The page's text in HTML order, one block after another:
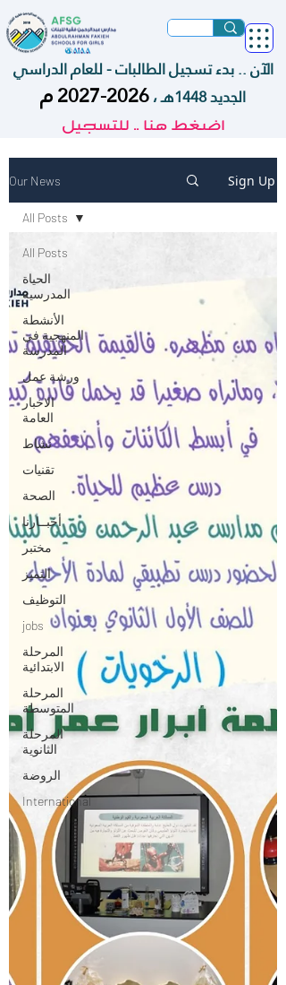
الآن .. بدء تسجيل الطالبات - للعام الدراسي
الجديد 1448هـ ،
2026-2027 م
اضغط هنا .. للتسجيل
Our News Sign Up
All Posts
الحياة
المدرسية
الأنشطة
المنهجية في
المدرسة
ورشة عمل
الاخبار
العامة
نشاط
تقنيات
الصحة
أخبــارنا
مختبر
التميز
التوظيف
jobs
المرحلة
الابتدائية
المرحلة
المتوسطة
المرحلة
الثانوية
الروضة
International
All Posts